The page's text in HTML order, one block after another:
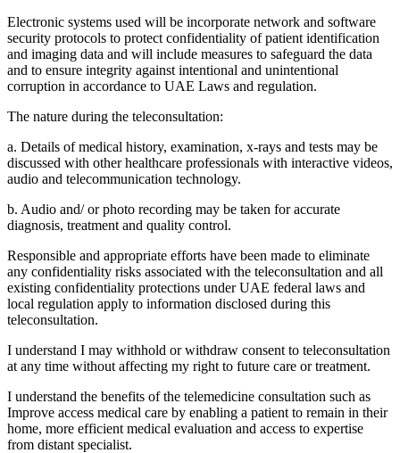
Electronic systems used will be incorporate network and software
security protocols to protect confidentiality of patient identification
and imaging data and will include measures to safeguard the data
and to ensure integrity against intentional and unintentional
corruption in accordance to UAE Laws and regulation.
The nature during the teleconsultation:
a. Details of medical history, examination, x-rays and tests may be
discussed with other healthcare professionals with interactive videos,
audio and telecommunication technology.
b. Audio and/ or photo recording may be taken for accurate
diagnosis, treatment and quality control.
Responsible and appropriate efforts have been made to eliminate
any confidentiality risks associated with the teleconsultation and all
existing confidentiality protections under UAE federal laws and
local regulation apply to information disclosed during this
teleconsultation.
I understand I may withhold or withdraw consent to teleconsultation
at any time without affecting my right to future care or treatment.
I understand the benefits of the telemedicine consultation such as
Improve access medical care by enabling a patient to remain in their
home, more efficient medical evaluation and access to expertise
from distant specialist.